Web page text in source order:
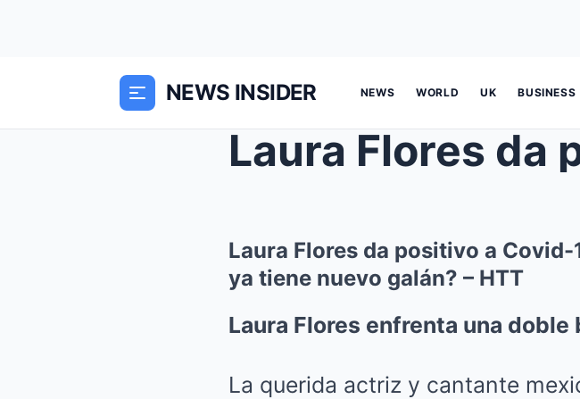
NEWS INSIDER NEWS WORLD UK BUSINESS
Laura Flores da positivo a
ya tiene nuevo galán? – HTT
Laura Flores enfrenta una
La querida actriz y cantante